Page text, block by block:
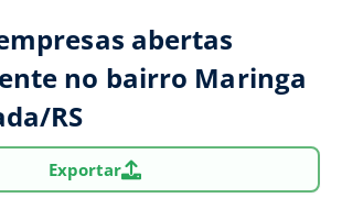
abertas
no bairro Maringa
RS
Exportar